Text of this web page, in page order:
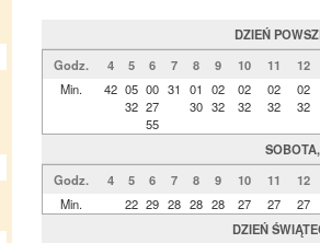
DZIEŃ
Godz.
4 5 6 7 8 9 10 11 12
Min.
42 05
32
00
27
55
31
01
30
02
32
02
32
02
32
02
32
Godz.
4 5 6 7 8 9 10 11 12
Min.
22 29 28 28 28 27 27 27
DZIEŃ